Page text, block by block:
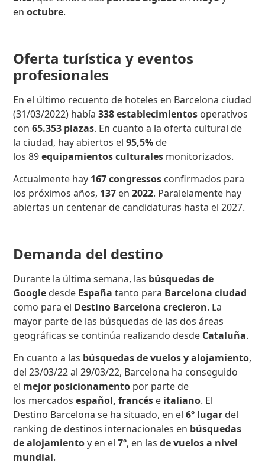
enoctubre.
Oferta turística y eventos
profesionales
En el último recuento de hoteles en Barcelona ciudad
(31/03/2022) había338 establecimientos operativos
con65.353 plazas. En cuanto a la oferta cultural de
la ciudad, hay abiertos el95,5% de
los 89equipamientos culturales monitorizados.
Actualmente hay 167 congressos confirmados para
los próximos años, 137 en2022. Paralelamente hay
abiertas un centenar de candidaturas hasta el 2027.
Demanda del destino
Durante la última semana, las búsquedas de
Google desde España tanto para Barcelona ciudad
como para el Destino Barcelona crecieron. La
mayor parte de las búsquedas de las dos áreas
geográficas se continúa realizando desde Cataluña.
En cuanto a las búsquedas de vuelos y alojamiento,
del 23/03/22 al 29/03/22, Barcelona ha conseguido
el mejor posicionamento por parte de
los mercadosespañol, francés e italiano. El
Destino Barcelona se ha situado, en el6º lugar del
ranking de destinos internacionales en búsquedas
de alojamientoy en el7º, en lasde vuelos a nivel
mundial.